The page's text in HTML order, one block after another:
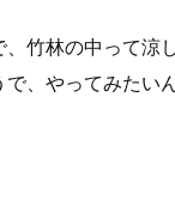
竹林の中って涼
、やってみたい